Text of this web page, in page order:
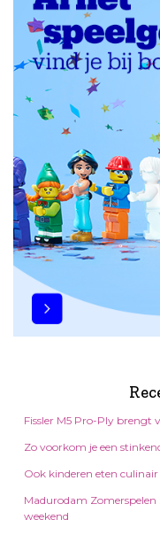
Fissler M5 Pro-Ply brengt
Zo voorkom je een
Ook kinderen eten
Madurodam
weekend